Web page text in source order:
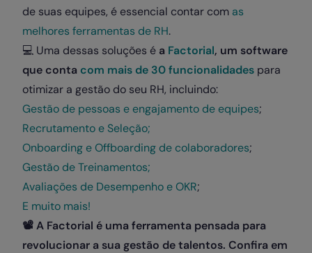
de suas equipes, é essencial contar com as
melhores ferramentas de RH.
💻 Uma dessas soluções é a Factorial, um software
que conta com mais de 30 funcionalidades para
otimizar a gestão do seu RH, incluindo:
Gestão de pessoas e engajamento de equipes;
Recrutamento e Seleção;
Onboarding e Offboarding de colaboradores;
Gestão de Treinamentos;
Avaliações de Desempenho e OKR;
E muito mais!
📽️A Factorial é uma ferramenta pensada para
revolucionar a sua gestão de talentos. Confira em